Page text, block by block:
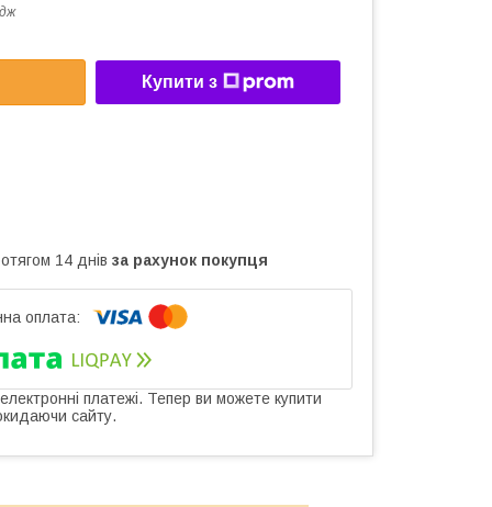
Купити з
14 днів за рахунок покупця
платежі. Тепер ви можете купити
сайту.